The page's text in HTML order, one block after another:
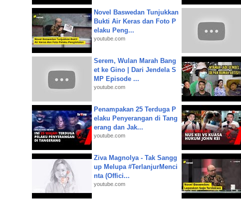
Novel Baswedan Tunjukkan
Bukti Air Keras dan Foto P
elaku Peng...
youtube.com
Serem, Wulan Marah Bang
et ke Gino | Dari Jendela S
MP Episode ...
youtube.com
Penampakan 25 Terduga P
elaku Penyerangan di Tang
erang dan Jak...
youtube.com
Ziva Magnolya - Tak Sangg
up Melupa #TerlanjurMenci
nta (Offici...
youtube.com